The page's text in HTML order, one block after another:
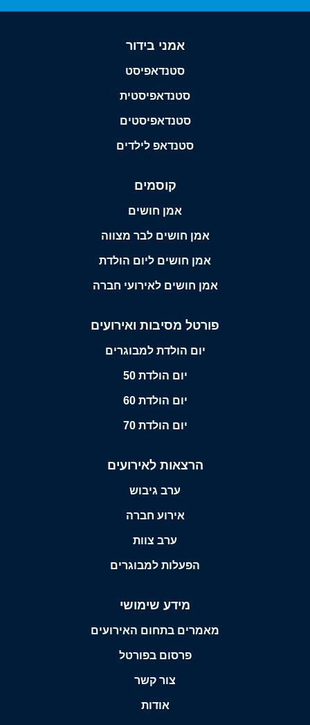
אמני בידור
סטנדאפיסט
סטנדאפיסטית
סטנדאפיסטים
סטנדאפ לילדים
קוסמים
אמן חושים
אמן חושים לבר מצווה
אמן חושים ליום הולדת
אמן חושים לאירועי חברה
פורטל מסיבות ואירועים
יום הולדת למבוגרים
יום הולדת 50
יום הולדת 60
יום הולדת 70
הרצאות לאירועים
ערב גיבוש
אירוע חברה
ערב צוות
הפעלות למבוגרים
מידע שימושי
מאמרים בתחום האירועים
פרסום בפורטל
צור קשר
אודות